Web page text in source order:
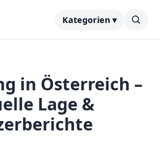
Kategorien ▾
in Österreich –
Lage &